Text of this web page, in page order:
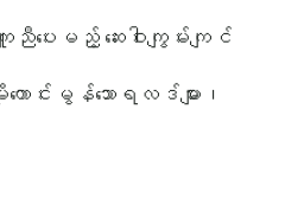
မည့် ဆေးဝါးကျွမ်းကျင်
ာင်းမွန်သောရလဒ်များ၊